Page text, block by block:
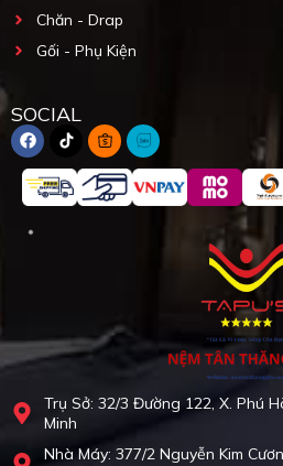
Trụ Sở: 32/3 Đường 122, X. Phú
Minh
Nhà Máy: 377/2 Nguyễn Kim
Chăn - Drap
Gối - Phụ Kiện
SOCIAL